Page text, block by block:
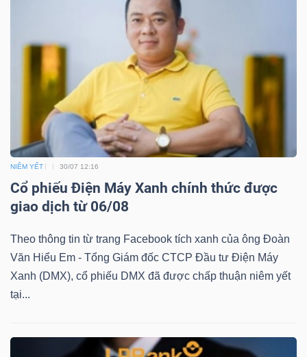
NIÊM YẾT 30/07 12:16
Cổ phiếu Điện Máy Xanh chính thức được
giao dịch từ 06/08
Theo thông tin từ trang Facebook tích xanh của ông Đoàn
Văn Hiểu Em - Tổng Giám đốc CTCP Đầu tư Điện Máy
Xanh (DMX), cổ phiếu DMX đã được chấp thuận niêm yết
tại...
THÔNG
DỊCH
TRUYỀN
THÔNG
TIỆN